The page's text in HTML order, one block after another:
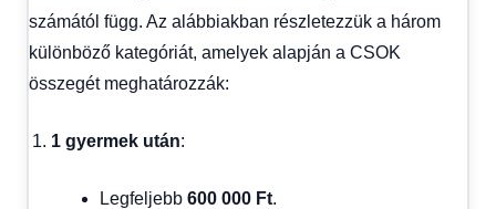
számától függ. Az alábbiakban részletezzük a három
különböző kategóriát, amelyek alapján a CSOK
összegét meghatározzák:
1 gyermek után:
Legfeljebb 600 000 Ft.